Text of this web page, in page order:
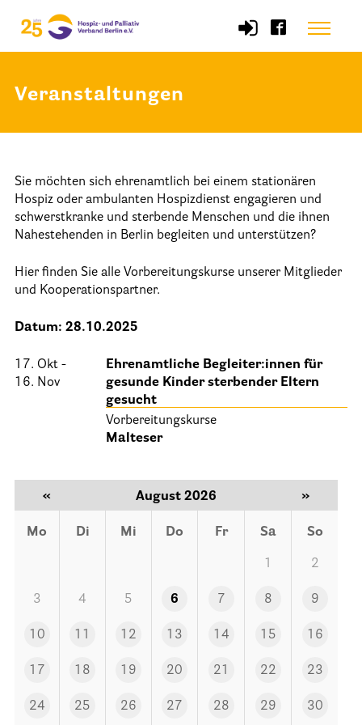
Menu
Start
Selbstverständnis und Leitsätze
Satzung des HPV Berlin e.V.
Mitgliedschaft im Verband
Vorstand des HPV Berlin
Mitgliederbereich (Intranet)
Informationen
Hospizgedanke
Betreuung Zuhause
Betreuung im Pflegeheim
Patientenverfügung – Vorsorgevollmacht –
Flyer und Broschüren zum Download
Veranstaltungen
Veranstaltungen
Sie möchten sich ehrenamtlich bei einem stationären
Hospiz oder ambulanten Hospizdienst engagieren und
schwerstkranke und sterbende Menschen und die ihnen
Nahestehenden in Berlin begleiten und unterstützen?
Hier finden Sie alle Vorbereitungskurse unserer Mitglieder
und Kooperationspartner.
Datum: 28.10.2025
17. Okt -
16. Nov
Ehrenamtliche Begleiter:innen für
gesunde Kinder sterbender Eltern
gesucht
Vorbereitungskurse
Malteser
« August 2026 »
Mo Di Mi Do Fr Sa So
1 2
3 4 5 6 7 8 9
10 11 12 13 14 15 16
17 18 19 20 21 22 23
24 25 26 27 28 29 30